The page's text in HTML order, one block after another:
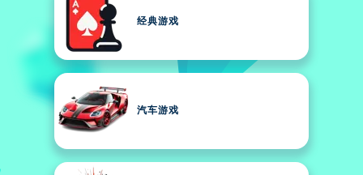
经典游戏
汽车游戏